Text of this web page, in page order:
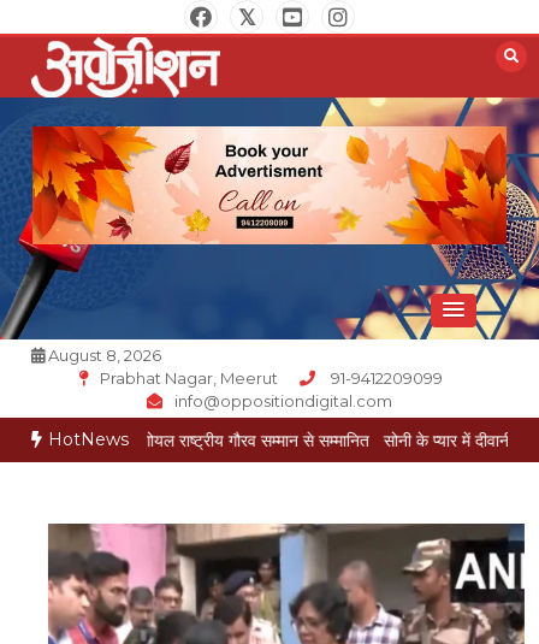
to
content
Opposition Digital
August 8, 2026
Prabhat Nagar, Meerut
91-9412209099
info@oppositiondigital.com
HotNews
गोयल राष्ट्रीय गौरव सम्मान से सम्मानित सोनी के प्यार में दीवानी सीता पहुंची मेरठ